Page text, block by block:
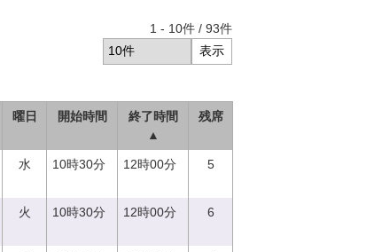
1 - 10件 / 93件
曜日 開始時間
終了時間
▲
残席
水 10時30分 12時00分 5
火 10時30分 12時00分 6